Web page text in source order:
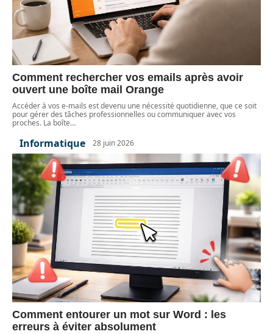
Comment rechercher vos emails après avoir
ouvert une boîte mail Orange
Accéder à vos e-mails est devenu une nécessité quotidienne, que ce soit
pour gérer des tâches professionnelles ou communiquer avec vos
proches. La boîte…
Informatique 28 juin 2026
Comment entourer un mot sur Word : les
erreurs à éviter absolument